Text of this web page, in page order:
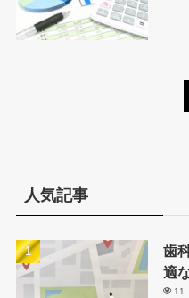
人気記事
歯
適
11